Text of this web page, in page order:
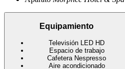
Equipamiento
Televisión LED HD
Espacio de trabajo
Cafetera Nespresso
Aire acondicionado